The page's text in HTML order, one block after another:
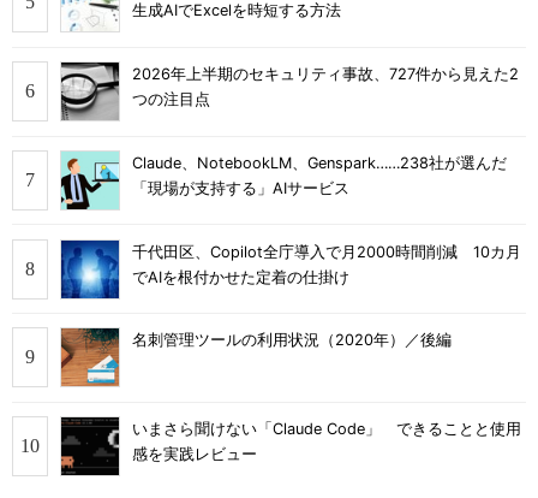
生成AIでExcelを時短する方法
2026年上半期のセキュリティ事故、727件から見えた2
つの注目点
Claude、NotebookLM、Genspark……238社が選んだ
「現場が支持する」AIサービス
千代田区、Copilot全庁導入で月2000時間削減 10カ月
でAIを根付かせた定着の仕掛け
名刺管理ツールの利用状況（2020年）／後編
いまさら聞けない「Claude Code」 できることと使用
感を実践レビュー